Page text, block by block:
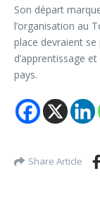
Son départ
l’organisation au
place devraient
d’apprentissage
pays.
Share Article